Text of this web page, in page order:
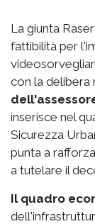
La giunta
fattibilità per
con la delibera
inserisce nel
Sicurezza
punta a
a tutelare il
Il quadro